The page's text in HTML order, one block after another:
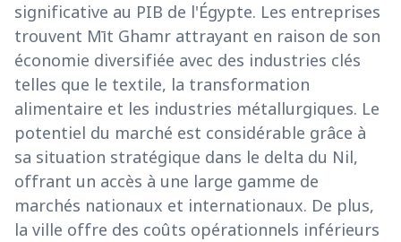
significative au PIB de l'Égypte. Les entreprises
trouvent Mīt Ghamr attrayant en raison de son
économie diversifiée avec des industries clés
telles que le textile, la transformation
alimentaire et les industries métallurgiques. Le
potentiel du marché est considérable grâce à
sa situation stratégique dans le delta du Nil,
offrant un accès à une large gamme de
marchés nationaux et internationaux. De plus,
la ville offre des coûts opérationnels inférieurs